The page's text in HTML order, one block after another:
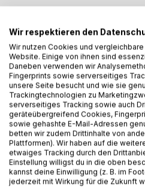
BESCHREIBUNG
Der Schamanismus ist die
verbunden mit der
Astralreise, der Erweckung der
Feuerlauf und generell mit der
Kennntnis der Grundzüge des
sich für Magie, Mythologie und
ausgesprochen förderlich.
In diesem Buch wird auch die
des Schamanismus und seine
Altsteinzeit über die
Wir respektieren den
Wir nutzen Cookies und
Website. Einige von ihnen sind
Daneben verwenden wir
Fingerprints sowie serverseitiges
unsere Seite besucht und wie sie
Trackingtechnologien zu
serverseitiges Tracking sowie auch
geräteübergreifend Cookies,
sowie gehashte E-Mail-Adressen
betten wir zudem Drittinhalte von
Plattformen). Wir haben auf die
etwaiges Tracking durch den
Einstellung willigst du in die oben
kannst deine Einwilligung (z. B. im
jederzeit mit Wirkung für die Zukunft